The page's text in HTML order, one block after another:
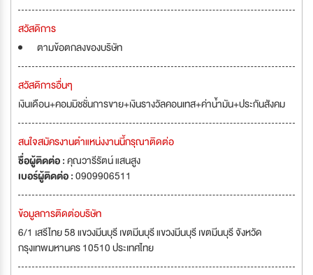
สวัสดิการ
ตามข้อตกลงของบริษัท
สวัสดิการอื่นๆ
เงินเดือน+คอมมิชชั่นการขาย+เงินรางวัลคอนเทส+ค่าน้ำมัน+ประกันสังคม
สนใจสมัครงานตำแหน่งงานนี้กรุณาติดต่อ
ชื่อผู้ติดต่อ :คุณวารีรัตน์ แสนสูง
เบอร์ผู้ติดต่อ :0909906511
ข้อมูลการติดต่อบริษัท
6/1 เสรีไทย 58 แขวงมีนบุรี เขตมีนบุรี แขวงมีนบุรี เขตมีนบุรี จังหวัด
กรุงเทพมหานคร 10510 ประเทศไทย